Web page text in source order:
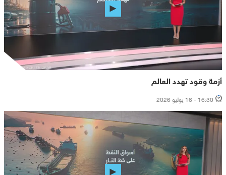
أزمة وقود تهدد العالم
16:30 - 16 يوليو 2026